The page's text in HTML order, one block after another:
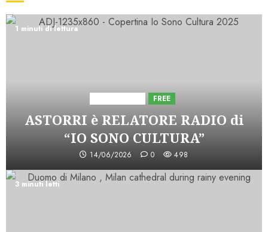
1 minuti di lettura
FREE
ASTORRI è RELATORE RADIO di
“IO SONO CULTURA”
14/06/2026 0 498
3 minuti letti